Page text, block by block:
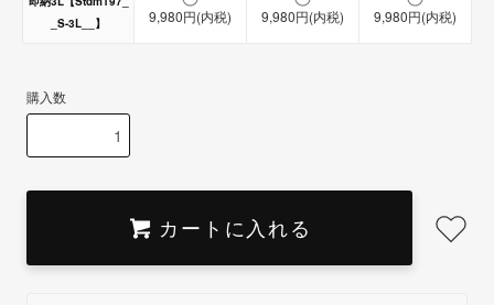
_S-3L__】
9,980円(内税) 9,980円(内税) 9,980円(内税)
購入数
カートに入れる